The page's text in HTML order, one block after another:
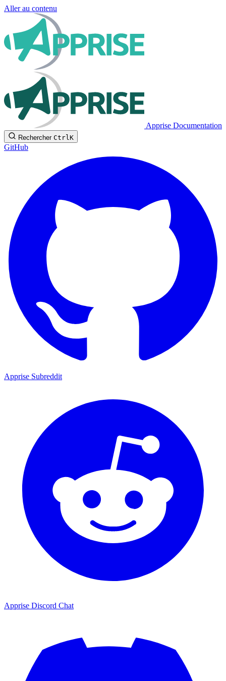
Aller au contenu
Apprise Documentation
Rechercher CtrlK
GitHub
Apprise Subreddit
Apprise Discord Chat